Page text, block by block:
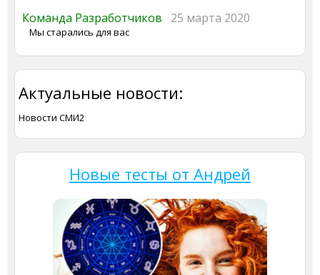
Команда Разработчиков 25 марта 2020
Мы старались для вас
Актуальные новости:
Новости СМИ2
Новые тесты от Андрей